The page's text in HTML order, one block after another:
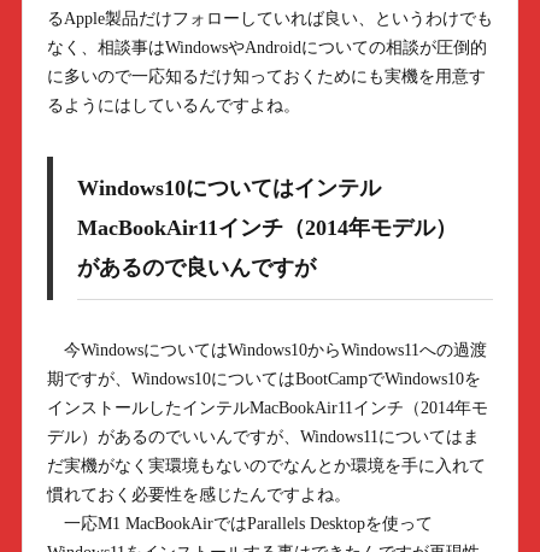
るApple製品だけフォローしていれば良い、というわけでも
なく、相談事はWindowsやAndroidについての相談が圧倒的
に多いので一応知るだけ知っておくためにも実機を用意す
るようにはしているんですよね。
Windows10についてはインテル
MacBookAir11インチ（2014年モデル）
があるので良いんですが
今WindowsについてはWindows10からWindows11への過渡
期ですが、Windows10についてはBootCampでWindows10を
インストールしたインテルMacBookAir11インチ（2014年モ
デル）があるのでいいんですが、Windows11についてはま
だ実機がなく実環境もないのでなんとか環境を手に入れて
慣れておく必要性を感じたんですよね。
一応M1 MacBookAirではParallels Desktopを使って